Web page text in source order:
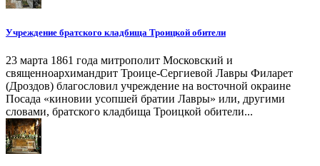
Учреждение братского кладбища Троицкой обители
23 марта 1861 года митрополит Московский и
священноархимандрит Троице-Сергиевой Лавры Филарет
(Дроздов) благословил учреждение на восточной окраине
Посада «киновии усопшей братии Лавры» или, другими
словами, братского кладбища Троицкой обители...